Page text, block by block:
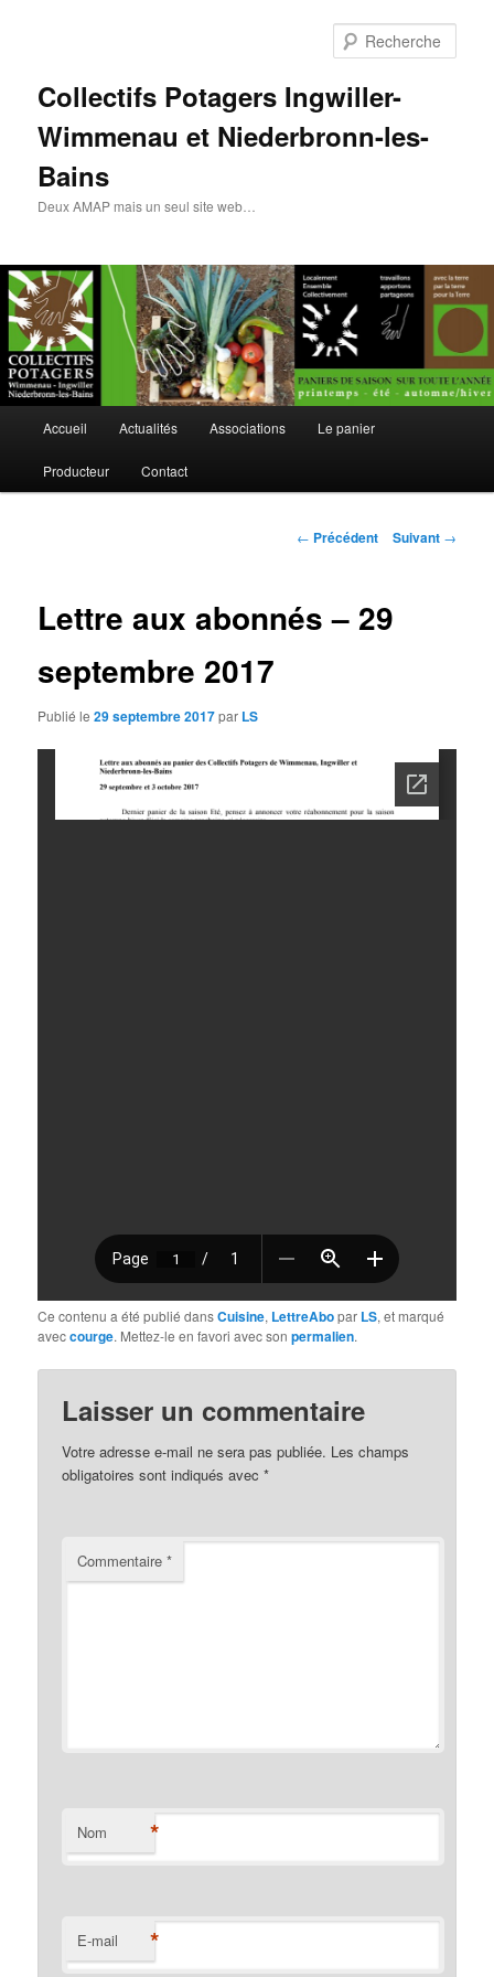
Collectifs Potagers Ingwiller-
Wimmenau et Niederbronn-les-
Bains
Deux AMAP mais un seul site web…
Aller
au
Accueil Actualités Associations Le panier
Producteur Contact
Navigation
← Précédent Suivant →
Lettre aux abonnés – 29
septembre 2017
Publié le29 septembre 2017par LS
Ce contenu a été publié dansCuisine, LettreAbopar LS, et marqué
aveccourge. Mettez-le en favori avec sonpermalien.
Laisser un commentaire
Votre adresse e-mail ne sera pas publiée. Les champs
obligatoires sont indiqués avec*
Commentaire*
Nom *
E-mail *